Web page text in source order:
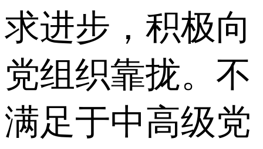
求进步，积极向
党组织靠拢。不
满足于中高级党